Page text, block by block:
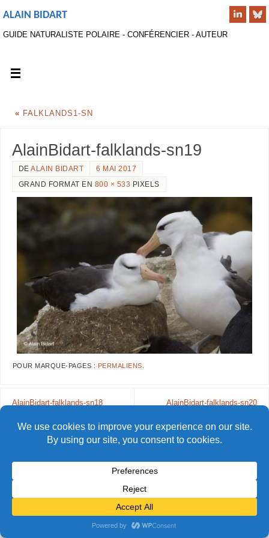
ALAIN BIDART
GUIDE NATURALISTE POLAIRE - CONFÉRENCIER - AUTEUR
« FALKLANDS1-SN
AlainBidart-falklands-sn19
DEALAIN BIDART
6 MAI 2017
GRAND FORMAT EN 800 × 533 PIXELS
POUR MARQUE-PAGES : PERMALIENS
AlainBidart-falklands-sn18 AlainBidart-falklands-sn20